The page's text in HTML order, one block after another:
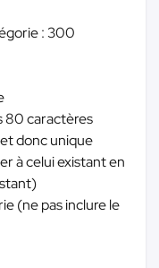
: 300
80 caractères
donc unique
à celui existant en
(ne pas inclure le